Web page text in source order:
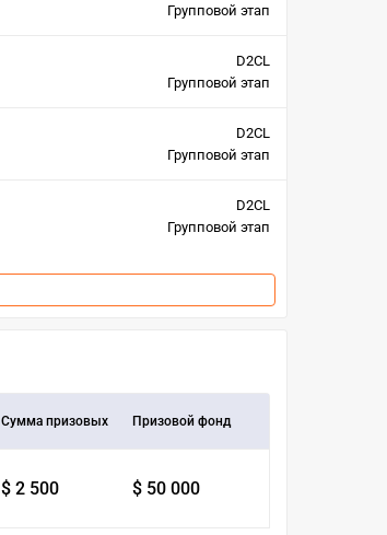
Групповой этап
D2CL
Групповой этап
D2CL
Групповой этап
D2CL
Групповой этап
Сумма призовых Призовой фонд
$ 2 500 $ 50 000